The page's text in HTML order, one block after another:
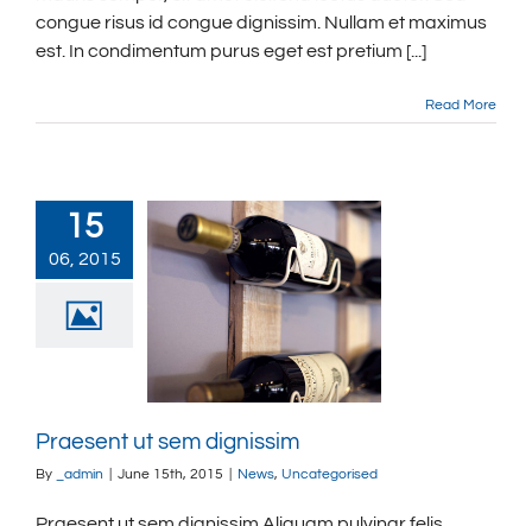
congue risus id congue dignissim. Nullam et maximus
est. In condimentum purus eget est pretium [...]
Read More
15
06, 2015
Praesent ut sem dignissim
By _admin June 15th, 2015 News, Uncategorised